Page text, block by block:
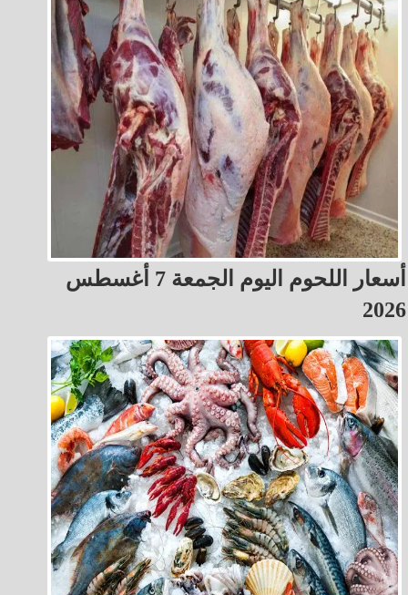
أسعار اللحوم اليوم الجمعة 7 أغسطس
2026